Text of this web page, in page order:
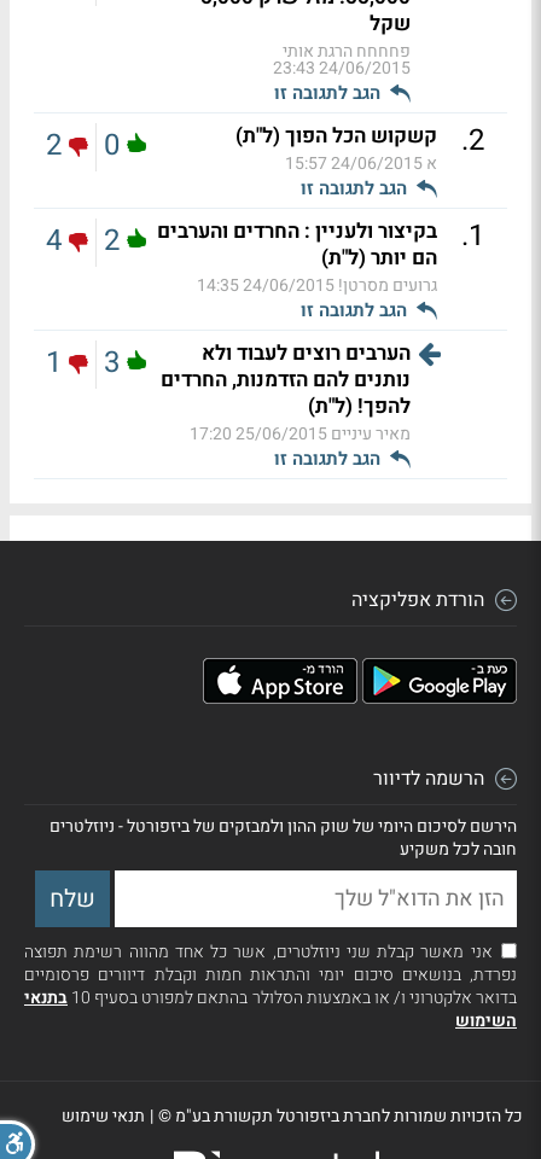
שקל
פחחחח הרגת אותי
24/06/2015 23:43
הגב לתגובה זו
2
. קשקוש הכל הפוך (ל"ת)
א24/06/2015 15:57
הגב לתגובה זו
0
2
1
.
בקיצור ולעניין : החרדים והערבים
הם יותר (ל"ת)
גרועים מסרטן!24/06/2015 14:35
הגב לתגובה זו
2
4
הערבים רוצים לעבוד ולא
נותנים להם הזדמנות, החרדים
להפך! (ל"ת)
מאיר עיניים25/06/2015 17:20
הגב לתגובה זו
3
1
הורדת אפליקציה
הרשמה לדיוור
הירשם לסיכום היומי של שוק ההון ולמבזקים של ביזפורטל - ניוזלטרים
חובה לכל משקיע
אני מאשר קבלת שני ניוזלטרים, אשר כל אחד מהווה רשימת תפוצה
נפרדת, בנושאים סיכום יומי והתראות חמות וקבלת דיוורים פרסומיים
בדואר אלקטרוני ו/ או באמצעות הסלולר בהתאם למפורט בסעיף 10
בתנאי
השימוש
כל הזכויות שמורות לחברת ביזפורטל תקשורת בע"מ ©| תנאי שימוש